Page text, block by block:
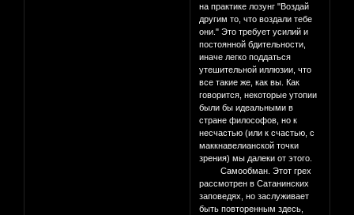
на практике лозунг "Воздай
другим то, что воздали тебе
они." Это требует усилий и
постоянной бдительности,
иначе легко поддаться
утешительной иллюзии, что
все такие же, как вы. Как
говорится, некоторые утопии
были бы идеальными в
стране философов, но к
несчастью (или к счастью, с
маккнавелианской точки
зрения) мы далеки от этого.
Самообман. Этот грех
рассмотрен в Сатанинских
заповедях, но заслуживает
быть повторенным здесь,